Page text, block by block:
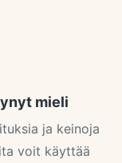
mieli
ja keinoja
voit käyttää